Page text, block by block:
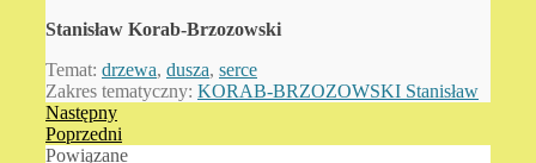
Stanisław Korab-Brzozowski
Temat: drzewa, dusza, serce
Zakres tematyczny: KORAB-BRZOZOWSKI Stanisław
Następny
Poprzedni
Powiązane